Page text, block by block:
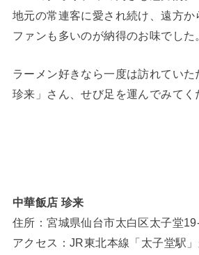
地元の常連客に愛され続け、遠方
ファンも多いのが納得のお味でした
ラーメン好きなら一度は訪れてい
珍来」さん、せび足を運んでみてく
中華飯店 珍来
住所：宮城県仙台市太白区太子堂
アクセス：JR東北本線「太子堂駅